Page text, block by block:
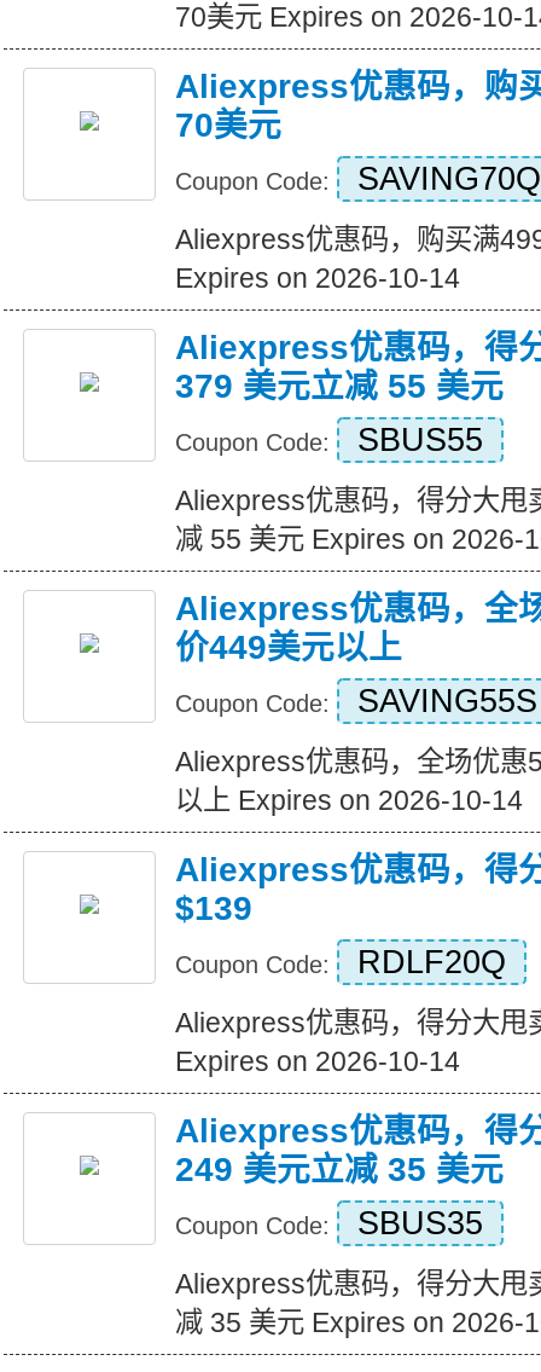
70美元 Expires on 2026-10-
Aliexpress优惠码，购
70美元
Coupon Code: SAVING70Q
Aliexpress优惠码，购买满
Expires on 2026-10-14
Aliexpress优惠码，得
379 美元立减 55 美元
Coupon Code: SBUS55
Aliexpress优惠码，得分大甩
减 55 美元 Expires on 2026-
Aliexpress优惠码，全
价449美元以上
Coupon Code: SAVING55S
Aliexpress优惠码，全场优惠
以上 Expires on 2026-10-14
Aliexpress优惠码，得
$139
Coupon Code: RDLF20Q
Aliexpress优惠码，得分大甩
Expires on 2026-10-14
Aliexpress优惠码，得
249 美元立减 35 美元
Coupon Code: SBUS35
Aliexpress优惠码，得分大甩
减 35 美元 Expires on 2026-